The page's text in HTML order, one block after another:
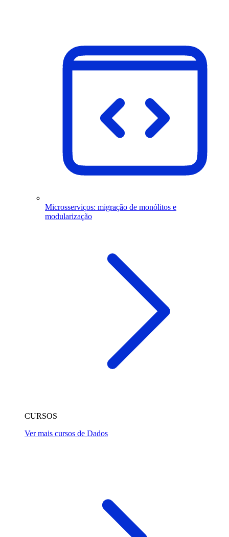
Microsserviços: migração de monólitos e
modularização
CURSOS
Ver mais cursos de Dados